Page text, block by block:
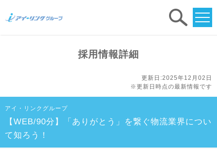
採用情報詳細
更新日:2025年12月02日
※更新日時点の最新情報です
アイ・リンクグループ
【WEB/90分】「ありがとう」を繋ぐ物流業界につい
て知ろう！